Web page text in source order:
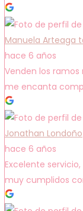
Manuela Arteaga
hace 6 años
Venden los
me encanta
Jonathan Londoño
hace 6 años
Excelente
muy cumplidos